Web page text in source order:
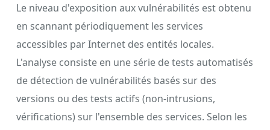
Le niveau d'exposition aux vulnérabilités est obtenu
en scannant périodiquement les services
accessibles par Internet des entités locales.
L'analyse consiste en une série de tests automatisés
de détection de vulnérabilités basés sur des
versions ou des tests actifs (non-intrusions,
vérifications) sur l'ensemble des services. Selon les